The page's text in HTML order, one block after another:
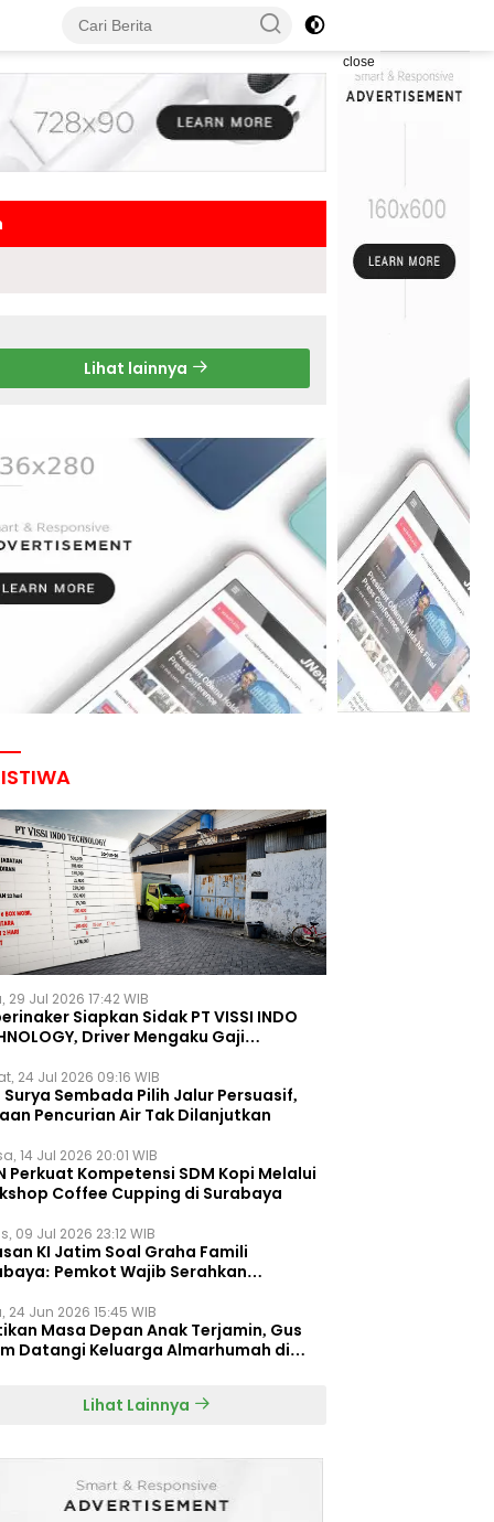
close
Lihat lainnya
29 Jul 2026 17:42 WIB
Siapkan Sidak PT VISSI INDO
Driver Mengaku Gaji
24 Jul 2026 09:16 WIB
Surya Sembada Pilih Jalur Persuasif,
Pencurian Air Tak Dilanjutkan
14 Jul 2026 20:01 WIB
Perkuat Kompetensi SDM Kopi Melalui
Coffee Cupping di Surabaya
09 Jul 2026 23:12 WIB
KI Jatim Soal Graha Famili
Pemkot Wajib Serahkan
24 Jun 2026 15:45 WIB
Masa Depan Anak Terjamin, Gus
Datangi Keluarga Almarhumah di
Lihat Lainnya